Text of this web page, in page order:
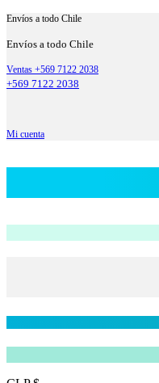
Envíos a todo Chile
Envíos a todo Chile
Ventas +569 7122 2038
+569 7122 2038
Mi cuenta